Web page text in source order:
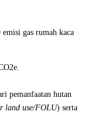
gas rumah kaca
pemanfaatan hutan
land use/FOLU) serta